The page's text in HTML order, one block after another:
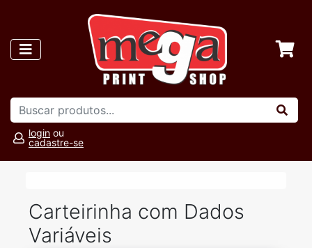
login ou
cadastre-se
Carteirinha com Dados
Variáveis